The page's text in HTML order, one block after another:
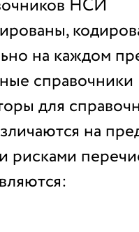
НСИ
на каждом
справочники
для
на
рисками